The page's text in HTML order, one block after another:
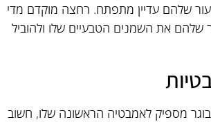
שלהם עדיין מתפתח. רחצה מוקדם מדי
שלהם את השמנים הטבעיים שלו ולהוביל
מספיק לאמבטיה הראשונה שלו, חשוב